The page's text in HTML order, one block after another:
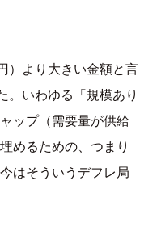
）より大きい金額と言
。いわゆる「規模あり
ップ（需要量が供給
めるための、つまり
はそういうデフレ局